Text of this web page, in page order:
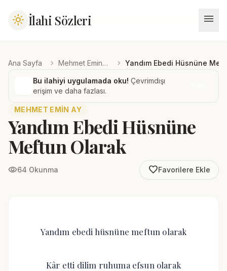
light_mode İlahi Sözleri menu
Ana Sayfa chevron_right Mehmet Emin Ay chevron_right Yandım Ebedi Hüsnüne
Bu ilahiyi uygulamada oku! Çevrimdışı
erişim ve daha fazlası.
MEHMET EMIN AY
Yandım Ebedi Hüsnüne
Meftun Olarak
visibility64 Okunma favorite_borderFavorilere Ekle
Yandım ebedi hüsnüne meftun olarak
Kâr etti dilim ruhuma efsun olarak